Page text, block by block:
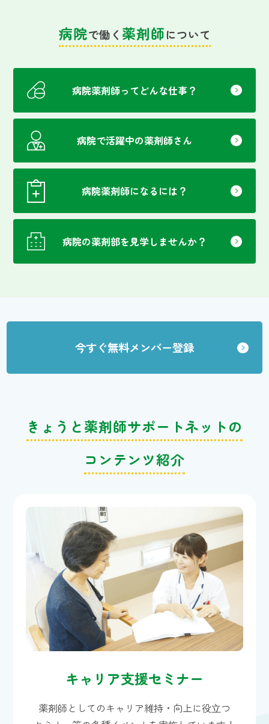
病院で働く 薬剤師について
病院薬剤師ってどんな仕事？
病院で活躍中の薬剤師さん
病院薬剤師になるには？
病院の薬剤部を見学しませんか？
今すぐ無料メンバー登録
きょうと薬剤師サポートネットの
コンテンツ紹介
キャリア支援セミナー
薬剤師としてのキャリア維持・向上に役⽴つ